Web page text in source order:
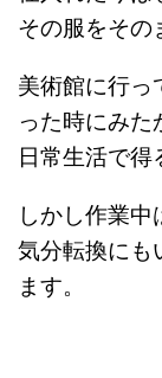
その服をその
美術館に行
った時にみた
日常生活で得
しかし作業
気分転換にも
ます。